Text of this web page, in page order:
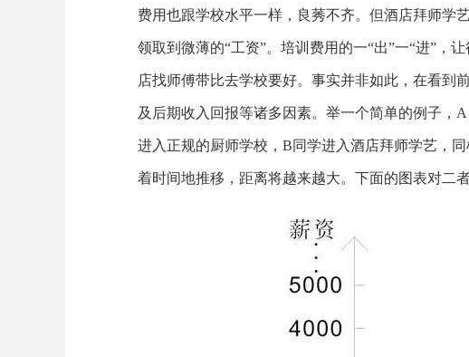
费用也跟学校水平一样，良莠不齐。但酒店拜师学
领取到微薄的“工资”。培训费用的一“出”一“进”，
店找师傅带比去学校要好。事实并非如此，在看到
及后期收入回报等诸多因素。举一个简单的例子，
进入正规的厨师学校，B同学进入酒店拜师学艺，
着时间地推移，距离将越来越大。下面的图表对二